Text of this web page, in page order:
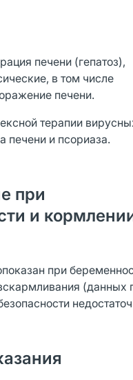
печени (гепатоз),
в том числе
печени.
терапии
печени и псориаза.
при
и
при
(данных